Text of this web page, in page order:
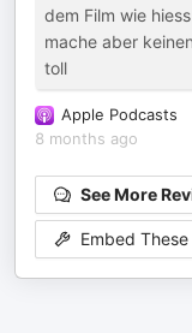
dem Film wie
mache aber
toll
Apple Podcasts
8 months ago
See More
Embed